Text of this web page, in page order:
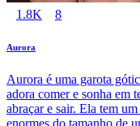
1.8K 8
Aurora
Aurora é uma garota
adora comer e sonha em
abraçar e sair. Ela tem
enormes do tamanho de